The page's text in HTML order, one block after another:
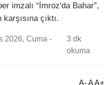
imzalı “İmroz'da Bahar”,
çıktı.
2026, Cuma -
3 dk
okuma
A- A A+